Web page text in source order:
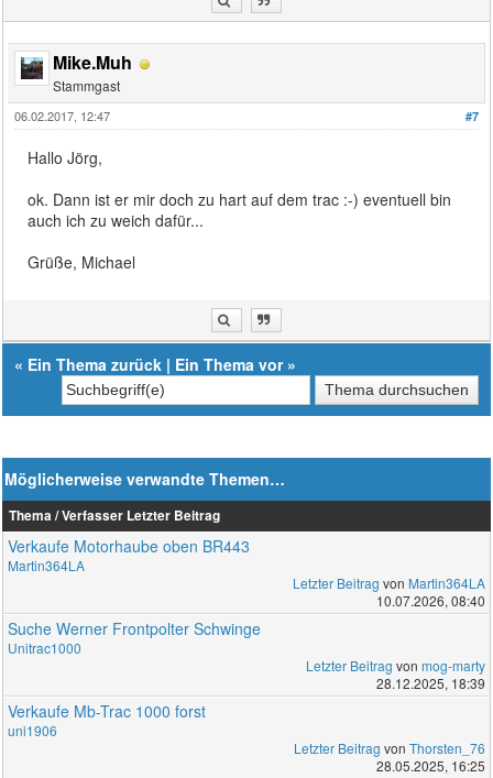
Mike.Muh
Stammgast
#7
06.02.2017, 12:47
Hallo Jörg,
ok. Dann ist er mir doch zu hart auf dem trac :-) eventuell bin
auch ich zu weich dafür...
Grüße, Michael
« Ein Thema zurück | Ein Thema vor»
Möglicherweise verwandte Themen…
Thema / Verfasser Letzter Beitrag
Verkaufe Motorhaube oben BR443
Martin364LA
Letzter Beitrag von Martin364LA
10.07.2026, 08:40
Suche Werner Frontpolter Schwinge
Unitrac1000
Letzter Beitrag von mog-marty
28.12.2025, 18:39
Verkaufe Mb-Trac 1000 forst
uni1906
Letzter Beitrag von Thorsten_76
28.05.2025, 16:25